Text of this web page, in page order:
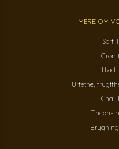
MERE OM
Sort
Grøn
Hvid
Urtethe,
Chai
Theens